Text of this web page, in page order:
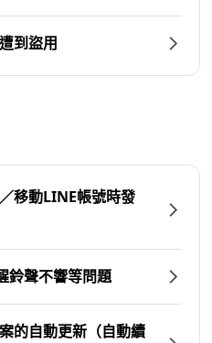
到盜用
移動LINE帳號時發
鈴聲不響等問題
的自動更新（自動續